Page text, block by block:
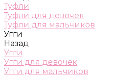
Туфли
Туфли для девочек
Туфли для мальчиков
Угги
Назад
Угги
Угги для девочек
Угги для мальчиков